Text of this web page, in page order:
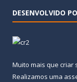
DESENVOLVIDO
Muito mais que criar
Realizamos uma